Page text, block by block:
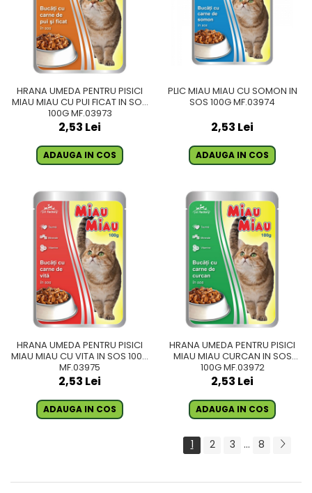
HRANA UMEDA PENTRU PISICI
MIAU MIAU CU PUI FICAT IN SOS
100G MF.03973
2,53 Lei
ADAUGA IN COS
PLIC MIAU MIAU CU SOMON IN
SOS 100G MF.03974
2,53 Lei
ADAUGA IN COS
HRANA UMEDA PENTRU PISICI
MIAU MIAU CU VITA IN SOS 100G
MF.03975
2,53 Lei
ADAUGA IN COS
HRANA UMEDA PENTRU PISICI
MIAU MIAU CURCAN IN SOS
100G MF.03972
2,53 Lei
ADAUGA IN COS
1 2 3 ... 8